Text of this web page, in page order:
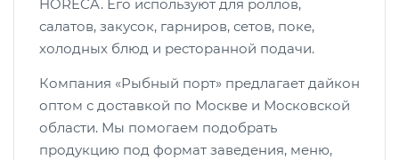
HORECA. Его используют для роллов,
салатов, закусок, гарниров, сетов, поке,
холодных блюд и ресторанной подачи.
Компания «Рыбный порт» предлагает дайкон
оптом с доставкой по Москве и Московской
области. Мы помогаем подобрать
продукцию под формат заведения, меню,